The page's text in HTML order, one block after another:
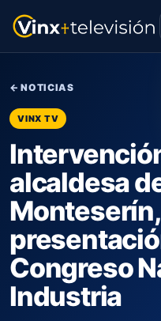
← NOTICIAS
VINX TV
alcaldesa
Congreso
Industria